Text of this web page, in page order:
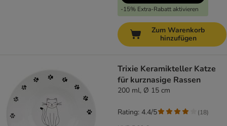
-15% Extra-Rabatt aktivieren
Zum Warenkorb
hinzufügen
Trixie Keramikteller Katze
für kurznasige Rassen
200 ml, Ø 15 cm
Rating: 4.4/5 (18)